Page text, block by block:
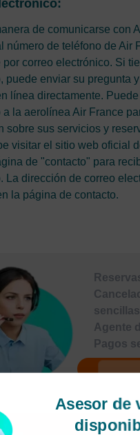
de comunicarse con
número de teléfono de Air
por correo electrónico. Si
puede enviar su pregunta
línea directamente.
a la aerolínea Air France
sobre sus servicios y
visitar el sitio web oficial
de "contacto" para
La dirección de correo
la página de contacto.
sencillas
Agente
Pagos
Asesor de